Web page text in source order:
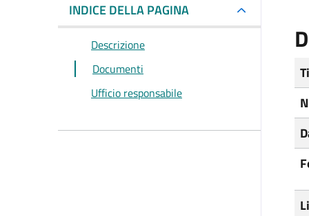
INDICE DELLA PAGINA
Descrizione
Documenti
Ufficio responsabile